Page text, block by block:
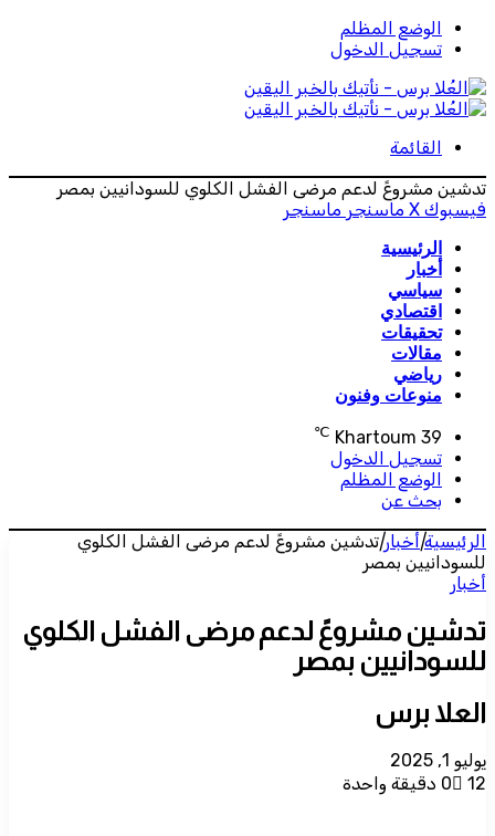
الوضع المظلم
تسجيل الدخول
القائمة
تدشين مشروعً لدعم مرضى الفشل الكلوي للسودانيين بمصر
فيسبوك ‫X ماسنجر ماسنجر
الرئيسية
أخبار
سياسي
اقتصادي
تحقيقات
مقالات
رياضي
منوعات وفنون
Khartoum 39
℃
تسجيل الدخول
الوضع المظلم
بحث عن
الرئيسية|أخبار|تدشين مشروعً لدعم مرضى الفشل الكلوي
للسودانيين بمصر
أخبار
تدشين مشروعً لدعم مرضى الفشل الكلوي
للسودانيين بمصر
العلا برس
يوليو 1, 2025
0
12 دقيقة واحدة